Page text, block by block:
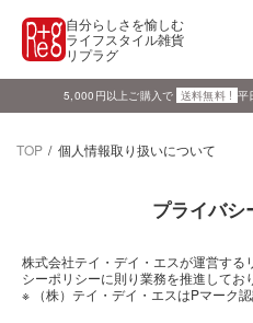
自分らしさを愉しむ
ライフスタイル雑貨
リプラグ
5,000円以上ご購入で 送料無料 ! 平
TOP 個人情報取り扱いについて
プライバシ
株式会社テイ・デイ・エスが運営す
シーポリシーに則り業務を推進してお
※ （株）テイ・デイ・エスはPマーク認